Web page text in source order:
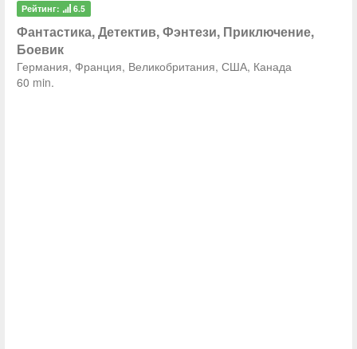
Рейтинг: 6.5
Фантастика, Детектив, Фэнтези, Приключение,
Боевик
Германия, Франция, Великобритания, США, Канада
60 min.